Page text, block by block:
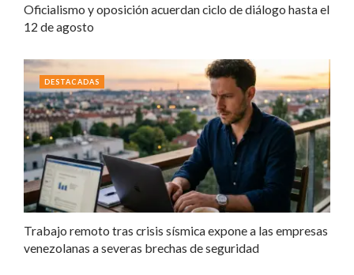
Oficialismo y oposición acuerdan ciclo de diálogo hasta el
12 de agosto
Trabajo remoto tras crisis sísmica expone a las empresas
venezolanas a severas brechas de seguridad
DESTACADAS